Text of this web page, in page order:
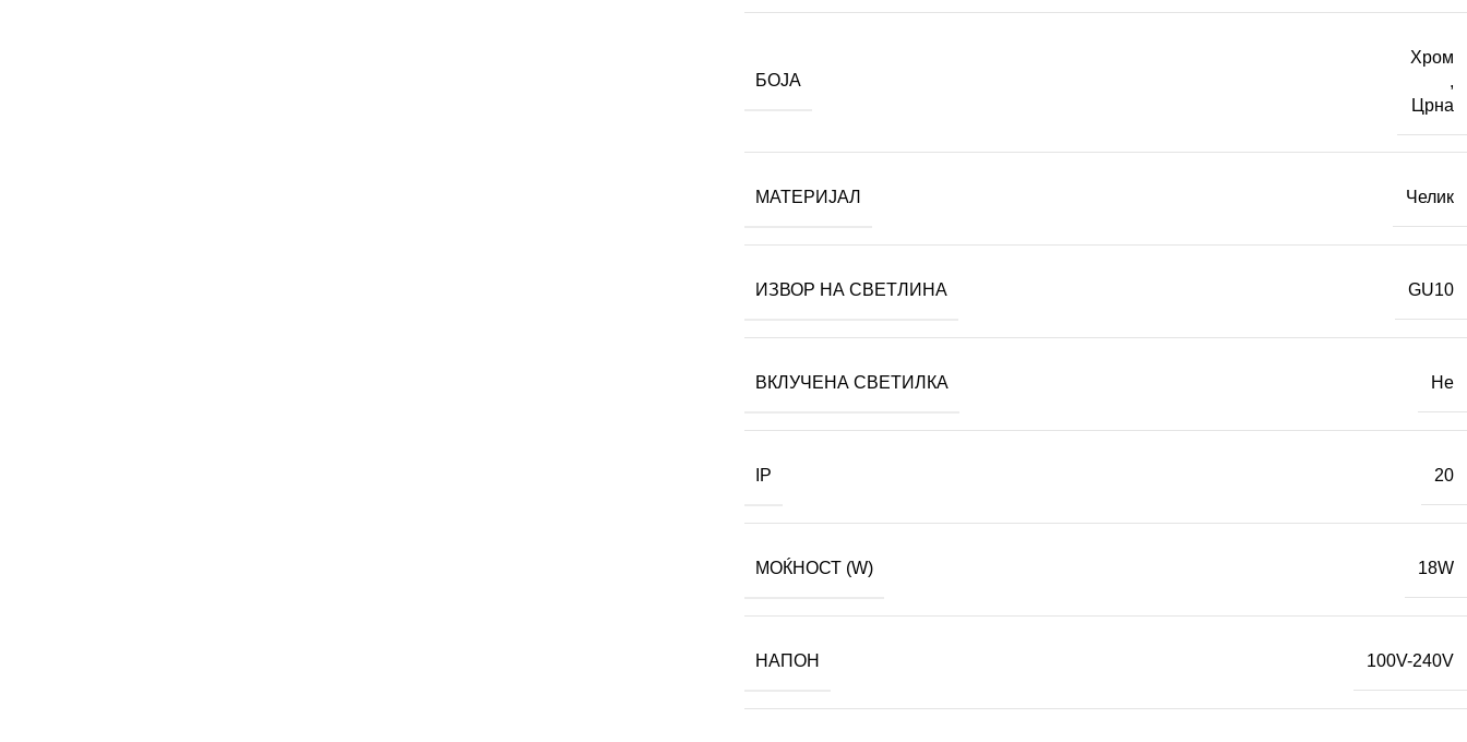
БОЈА
Хром
,
Црна
МАТЕРИЈАЛ Челик
ИЗВОР НА СВЕТЛИНА GU10
ВКЛУЧЕНА СВЕТИЛКА Не
IP 20
МОЌНОСТ (W) 18W
НАПОН 100V-240V